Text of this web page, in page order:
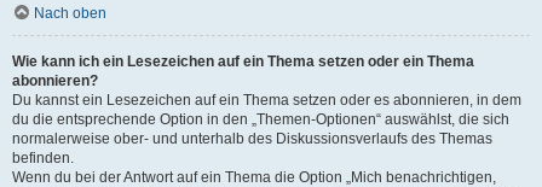
Nach oben
Wie kann ich ein Lesezeichen auf ein Thema setzen oder ein Thema
abonnieren?
Du kannst ein Lesezeichen auf ein Thema setzen oder es abonnieren, in dem
du die entsprechende Option in den „Themen-Optionen“ auswählst, die sich
normalerweise ober- und unterhalb des Diskussionsverlaufs des Themas
befinden.
Wenn du bei der Antwort auf ein Thema die Option „Mich benachrichtigen,